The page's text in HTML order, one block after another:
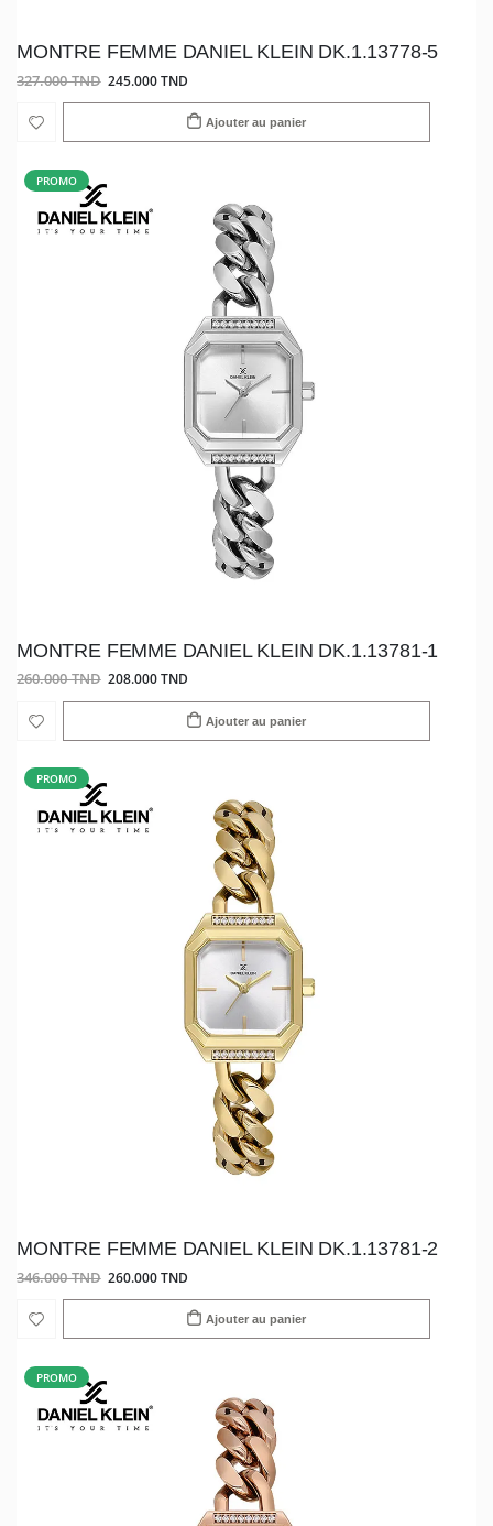
MONTRE FEMME DANIEL KLEIN DK.1.13778-5
327.000 TND 245.000 TND
Ajouter au panier
PROMO
MONTRE FEMME DANIEL KLEIN DK.1.13781-1
260.000 TND 208.000 TND
Ajouter au panier
PROMO
MONTRE FEMME DANIEL KLEIN DK.1.13781-2
346.000 TND 260.000 TND
Ajouter au panier
PROMO